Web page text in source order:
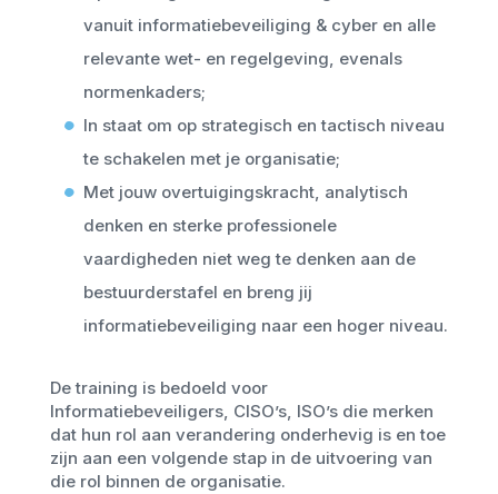
vanuit informatiebeveiliging & cyber en alle
relevante wet- en regelgeving, evenals
normenkaders;
In staat om op strategisch en tactisch niveau
te schakelen met je organisatie;
Met jouw overtuigingskracht, analytisch
denken en sterke professionele
vaardigheden niet weg te denken aan de
bestuurderstafel en breng jij
informatiebeveiliging naar een hoger niveau.
De training is bedoeld voor
Informatiebeveiligers, CISO’s, ISO’s die merken
dat hun rol aan verandering onderhevig is en toe
zijn aan een volgende stap in de uitvoering van
die rol binnen de organisatie.